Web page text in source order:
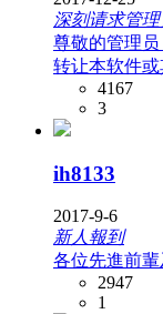
深刻请求管
尊敬的管理
转让本软件
4167
3
ih8133
2017-9-6
新人報到
各位先進前
2947
1